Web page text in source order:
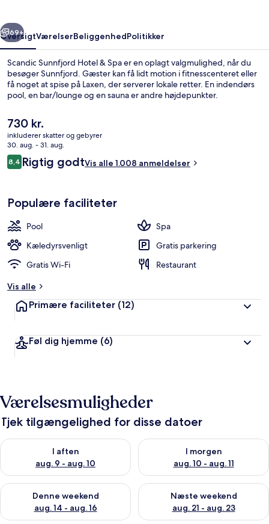
Spa
Næste
69+
OversigtVærelserBeliggenhedPolitikker
Scandic Sunnfjord Hotel & Spa er en oplagt valgmulighed, når du
besøger Sunnfjord. Gæster kan få lidt motion i fitnesscenteret eller
få noget at spise på Laxen, der serverer lokale retter. En indendørs
pool, en bar/lounge og en sauna er andre højdepunkter.
Den
nuværende
pris
er
730 kr.
730 kr.
inkluderer skatter og gebyrer
30. aug. - 31. aug.
Anmeldelser
8,48,4 ud af 10.
Rigtig godtVis alle 1.008 anmeldelser
Populære faciliteter
Pool
Spa
Kæledyrsvenligt
Gratis parkering
Gratis Wi-Fi
Restaurant
Vis alle
Primære faciliteter (12)
Føl dig hjemme (6)
Værelsesmuligheder
Tjek tilgængelighed for disse datoer
I aften
aug. 9 - aug. 10
Tjek tilgængelighed for i aften aug. 9 - aug. 10
I morgen
aug. 10 - aug. 11
Tjek tilgængelighed for i
Denne weekend
aug. 14 - aug. 16
Tjek tilgængelighed for denne weekend aug. 14 - aug. 16
Næste weekend
aug. 21 - aug. 23
Tjek tilgængelighed for næste